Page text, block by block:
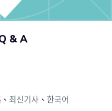
& A
、 최신기사、 한국어